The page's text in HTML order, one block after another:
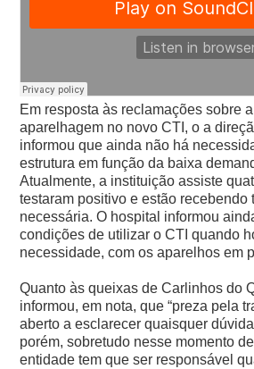
Em resposta às reclamações sobre
aparelhagem no novo CTI, o a
informou que ainda não há
estrutura em função da baixa
Atualmente, a instituição assiste
testaram positivo e estão recebendo
necessária.O hospital informou
condições de utilizar o CTI quando
necessidade, com os aparelhos em
Quanto às queixas de Carlinhos do
informou, em nota, que “preza pela
aberto a esclarecer quaisquer
porém, sobretudo nesse momento
entidade tem que ser responsável